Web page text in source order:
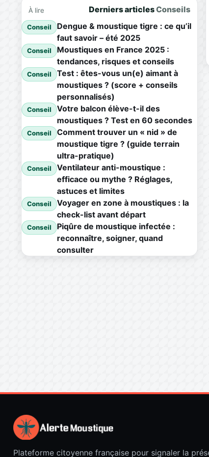
À lire Derniers articlesConseils
Conseil
Dengue & moustique tigre : ce qu’il
faut savoir – été 2025
Conseil
Moustiques en France 2025 :
tendances, risques et conseils
Conseil
Test : êtes-vous un(e) aimant à
moustiques ? (score + conseils
personnalisés)
Conseil
Votre balcon élève-t-il des
moustiques ? Test en 60 secondes
Conseil
Comment trouver un « nid » de
moustique tigre ? (guide terrain
ultra-pratique)
Conseil
Ventilateur anti-moustique :
efficace ou mythe ? Réglages,
astuces et limites
Conseil
Voyager en zone à moustiques : la
check-list avant départ
Conseil
Piqûre de moustique infectée :
reconnaître, soigner, quand
consulter
Plateforme citoyenne française pour signaler la